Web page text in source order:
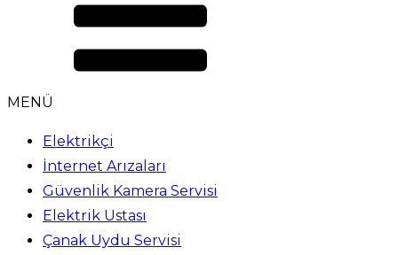
MENÜ
Elektrikçi
İnternet Arızaları
Güvenlik Kamera Servisi
Elektrik Ustası
Çanak Uydu Servisi